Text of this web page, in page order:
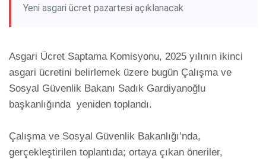
Yeni asgari ücret pazartesi açıklanacak
Asgari Ücret Saptama Komisyonu, 2025 yılının ikinci
asgari ücretini belirlemek üzere bugün Çalışma ve
Sosyal Güvenlik Bakanı Sadık Gardiyanoğlu
başkanlığında  yeniden toplandı.
Çalışma ve Sosyal Güvenlik Bakanlığı’nda,
gerçekleştirilen toplantıda; ortaya çıkan öneriler,